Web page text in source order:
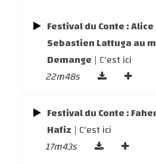
Festival du Conte :
Sebastien Lattuga au
Demange | C'est ici
22m48s
Festival du Conte :
Hafiz | C'est ici
17m43s